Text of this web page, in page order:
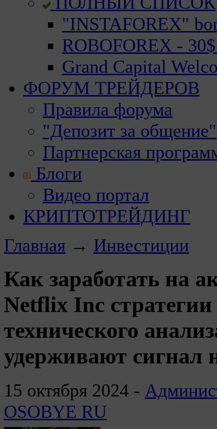
"INSTAFOREX"
ROBOFOREX -
Grand Capital
ФОРУМ ТРЕЙДЕРОВ
Правила форума
"Депозит за общение"
Партнерская
Блоги
Видео портал
КРИПТОТРЕЙДИНГ
Главная → Инвестиции
Как заработать на
Netflix Inc
технического
удерживают сигнал
15 октября 2024 -
OSOBYE RU